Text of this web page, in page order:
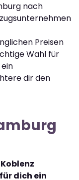
nach
Preisen
Wahl für
dir den
dich ein